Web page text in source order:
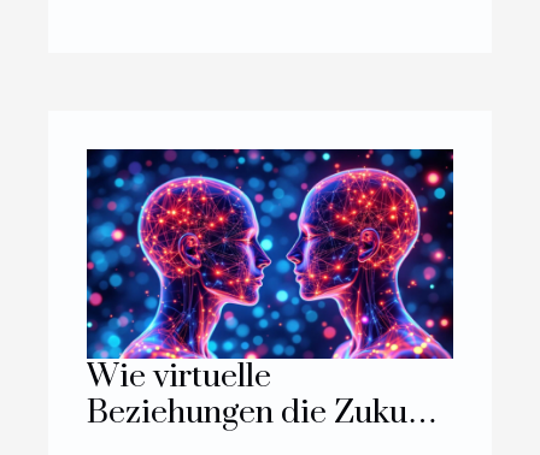
Wie virtuelle
Beziehungen die Zukunft